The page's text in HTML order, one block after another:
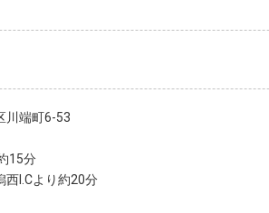
川端町6-53
15分
西I.Cより約20分